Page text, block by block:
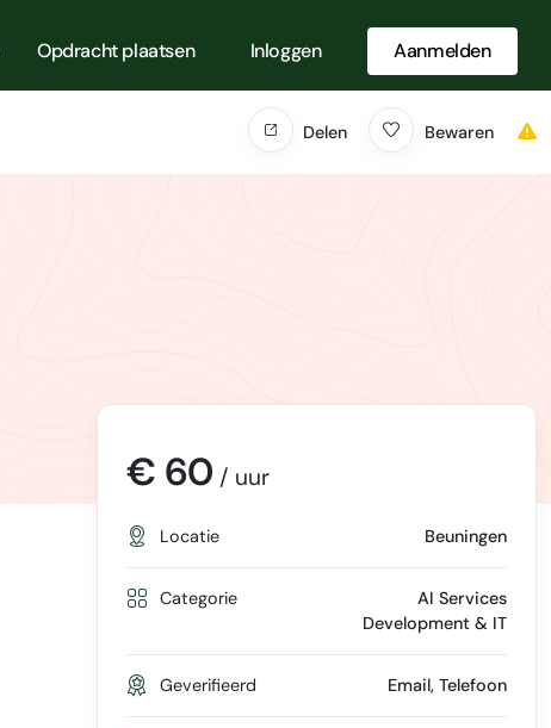
Opdracht plaatsen Inloggen Aanmelden
Delen Bewaren
€ 60 / uur
Locatie Beuningen
Categorie
AI Services
Development & IT
Geverifieerd Email, Telefoon